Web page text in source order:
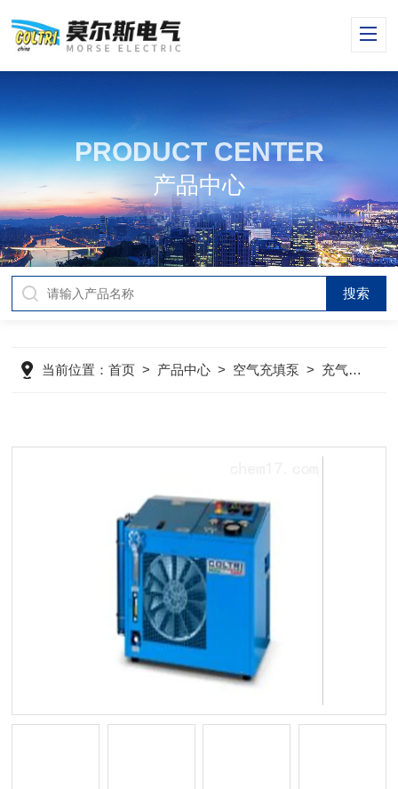
PRODUCT CENTER
产品中心
当前位置：首页 > 产品中心 > 空气充填泵 > 充气机